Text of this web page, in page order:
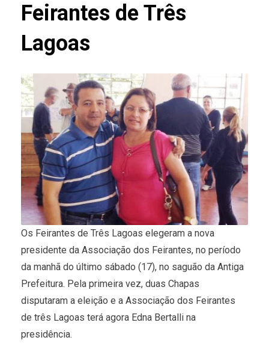
Feirantes de Três
Lagoas
Os Feirantes de Três Lagoas elegeram a nova
presidente da Associação dos Feirantes, no período
da manhã do último sábado (17), no saguão da Antiga
Prefeitura. Pela primeira vez, duas Chapas
disputaram a eleição e a Associação dos Feirantes
de três Lagoas terá agora Edna Bertalli na
presidência.